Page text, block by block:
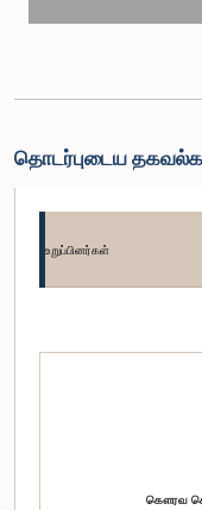
தொடர்புடைய
உறுப்பினர்கள்
கௌரவ